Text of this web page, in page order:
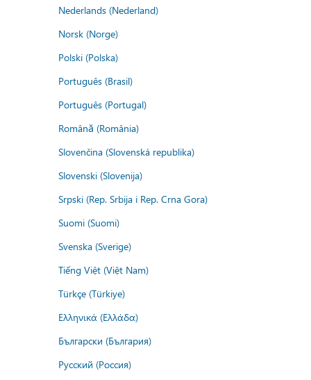
Nederlands (Nederland)
Norsk (Norge)
Polski (Polska)
Português (Brasil)
Português (Portugal)
Română (România)
Slovenčina (Slovenská republika)
Slovenski (Slovenija)
Srpski (Rep. Srbija i Rep. Crna Gora)
Suomi (Suomi)
Svenska (Sverige)
Tiếng Việt (Việt Nam)
Türkçe (Türkiye)
Ελληνικά (Ελλάδα)
Български (България)
Русский (Россия)